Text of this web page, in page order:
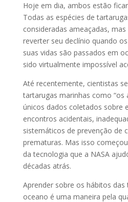
Hoje em dia, ambos estão
Todas as espécies de
consideradas ameaçadas,
reverter seu declínio quando
suas vidas são passados ​​em
sido virtualmente impossível
Até recentemente, cientistas
tartarugas marinhas como “os
únicos dados coletados sobre
encontros acidentais,
sistemáticos de prevenção de
prematuras. Mas isso
da tecnologia que a NASA
décadas atrás.
Aprender sobre os hábitos
oceano é uma maneira pela